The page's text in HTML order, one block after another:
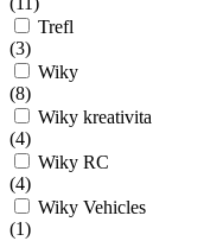
Trefl
(3)
Wiky
(8)
Wiky kreativita
(4)
Wiky RC
(4)
Wiky Vehicles
(1)